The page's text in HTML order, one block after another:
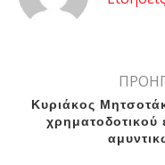
Κυριάκος
χρηματοδοτικού